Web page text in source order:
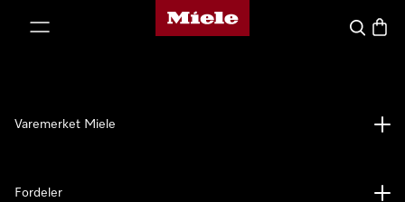
Mieles hjemmeside
Søk
Varemerket Miele
Fordeler